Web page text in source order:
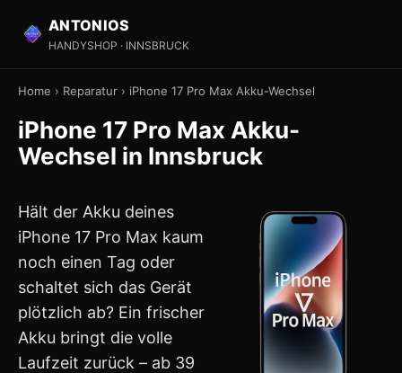
ANTONIOS
HANDYSHOP · INNSBRUCK
Home › Reparatur › iPhone 17 Pro Max Akku-Wechsel
iPhone 17 Pro Max Akku-
Wechsel in Innsbruck
Hält der Akku deines
iPhone 17 Pro Max kaum
noch einen Tag oder
schaltet sich das Gerät
plötzlich ab? Ein frischer
Akku bringt die volle
Laufzeit zurück – ab 39